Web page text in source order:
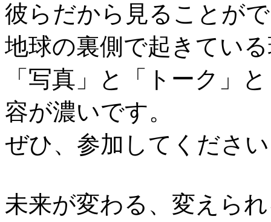
彼らだから見ることが
地球の裏側で起きてい
「写真」と「トーク」
容が濃いです。
ぜひ、参加してくださ
未来が変わる、変えら